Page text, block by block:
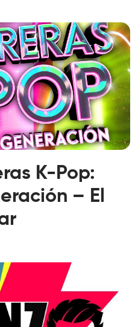
K-Pop:
– El